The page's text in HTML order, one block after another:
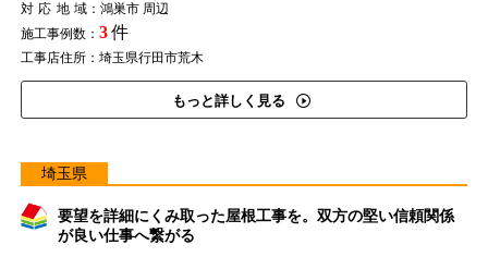
対応地域：鴻巣市 周辺
施工事例数： 3件
工事店住所：埼玉県行田市荒木
もっと詳しく見る
埼玉県
要望を詳細にくみ取った屋根工事を。双方の堅い信頼関係
が良い仕事へ繋がる